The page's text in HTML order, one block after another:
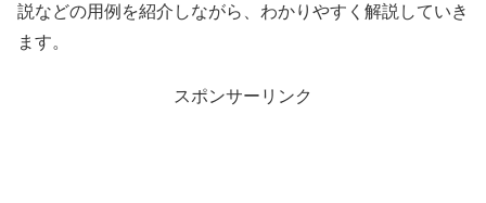
説などの用例を紹介しながら、わかりやすく解説していき
ます。
スポンサーリンク